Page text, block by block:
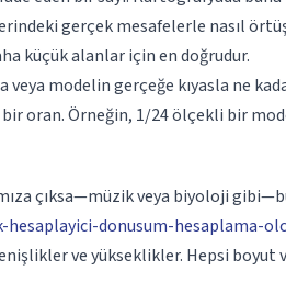
gerçek mesafelerle nasıl
küçük alanlar için en doğrudur.
veya modelin gerçeğe kıyasla ne
oran. Örneğin, 1/24 ölçekli bir
çıksa—müzik veya biyoloji
donusum-hesaplama-
ve yükseklikler. Hepsi boyut